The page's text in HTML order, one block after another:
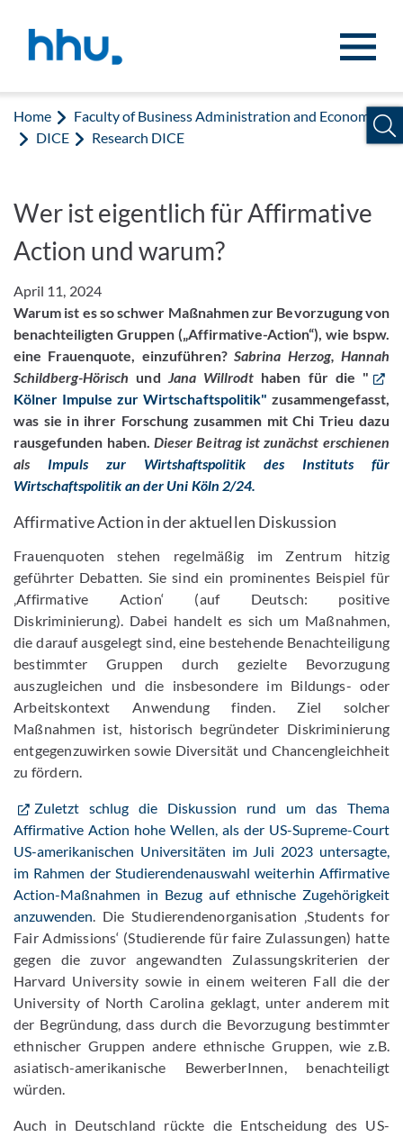
Home
Faculty of Business Administration and Economics
DICE
Research DICE
Wer ist eigentlich für Affirmative
Action und warum?
April 11, 2024
Warum ist es so schwer Maßnahmen zur Bevorzugung von
benachteiligten Gruppen („Affirmative-Action“), wie bspw.
eine Frauenquote, einzuführen?Sabrina Herzog, Hannah
Schildberg-Hörisch und Jana Willrodt haben für die "
Kölner Impulse zur Wirtschaftspolitik" zusammengefasst,
was sie in ihrer Forschung zusammen mit Chi Trieu dazu
rausgefunden haben.Dieser Beitrag ist zunächst erschienen
als Impuls zur Wirtshaftspolitik des Instituts für
Wirtschaftspolitik an der Uni Köln 2/24.
Affirmative Action in der aktuellen Diskussion
Frauenquoten stehen regelmäßig im Zentrum hitzig
geführter Debatten. Sie sind ein prominentes Beispiel für
‚Affirmative Action‘ (auf Deutsch: positive
Diskriminierung). Dabei handelt es sich um Maßnahmen,
die darauf ausgelegt sind, eine bestehende Benachteiligung
bestimmter Gruppen durch gezielte Bevorzugung
auszugleichen und die insbesondere im Bildungs- oder
Arbeitskontext Anwendung finden. Ziel solcher
Maßnahmen ist, historisch begründeter Diskriminierung
entgegenzuwirken sowie Diversität und Chancengleichheit
zu fördern.
Zuletzt schlug die Diskussion rund um das Thema
Affirmative Action hohe Wellen, als der US-Supreme-Court
US-amerikanischen Universitäten im Juli 2023 untersagte,
im Rahmen der Studierendenauswahl weiterhin Affirmative
Action-Maßnahmen in Bezug auf ethnische Zugehörigkeit
anzuwenden. Die Studierendenorganisation ‚Students for
Fair Admissions‘ (Studierende für faire Zulassungen) hatte
gegen die zuvor angewandten Zulassungskriterien der
Harvard University sowie in einem weiteren Fall die der
University of North Carolina geklagt, unter anderem mit
der Begründung, dass durch die Bevorzugung bestimmter
ethnischer Gruppen andere ethnische Gruppen, wie z.B.
asiatisch-amerikanische BewerberInnen, benachteiligt
würden.
Auch in Deutschland rückte die Entscheidung des US-